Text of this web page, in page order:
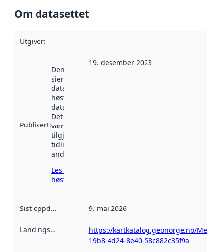
Om datasettet
Utgiver:
Publisert:
Denne datoen
sier når
datasettet ble
høstet av
data.norge.no.
Det kan ha
vært
tilgjengelig
tidligere
andre steder.
Les mer om
høsting her
19. desember 2023
Sist oppdatert 9. mai 2026
Landingsside
https://kartkatalog.geonorge.no/
19b8-4d24-8e40-58c882c35f9a